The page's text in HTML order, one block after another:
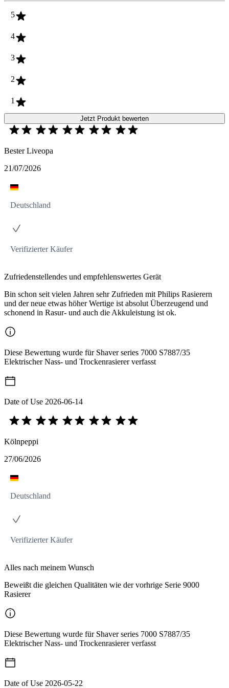
5
4
3
2
1
Jetzt Produkt bewerten
Bester Liveopa
21/07/2026
Deutschland
Verifizierter Käufer
Zufriedenstellendes und empfehlenswertes Gerät
Bin schon seit vielen Jahren sehr Zufrieden mit Philips Rasierern
und der neue etwas höher Wertige ist absolut Überzeugend und
schonend in Rasur- und auch die Akkuleistung ist ok.
Diese Bewertung wurde für Shaver series 7000 S7887/35
Elektrischer Nass- und Trockenrasierer verfasst
Date of Use 2026-06-14
Kölnpeppi
27/06/2026
Deutschland
Verifizierter Käufer
Alles nach meinem Wunsch
Beweißt die gleichen Qualitäten wie der vorhrige Serie 9000
Rasierer
Diese Bewertung wurde für Shaver series 7000 S7887/35
Elektrischer Nass- und Trockenrasierer verfasst
Date of Use 2026-05-22